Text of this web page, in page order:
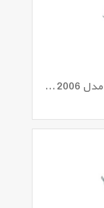
چراغ ال ای دی 6 وات تکنوتل مدل SMD 6W 2006 بسته 5 عددی